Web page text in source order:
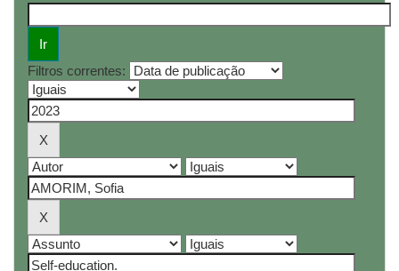
Filtros correntes: